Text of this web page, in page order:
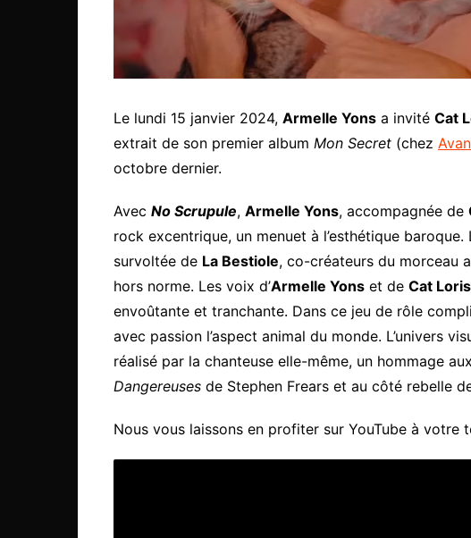
Le lundi 15 janvier 2024, Armelle Yons a invité Cat
extrait de son premier album Mon Secret (chez
octobre dernier.
Avec No Scrupule, Armelle Yons, accompagnée de
rock excentrique, un menuet à l’esthétique
survoltée de La Bestiole, co-créateurs du morceau
hors norme. Les voix d’Armelle Yons et de Cat Loris
envoûtante et tranchante. Dans ce jeu de rôle
avec passion l’aspect animal du monde. L’univers
réalisé par la chanteuse elle-même, un hommage
Dangereuses de Stephen Frears et au côté rebelle
Nous vous laissons en profiter sur YouTube à votre